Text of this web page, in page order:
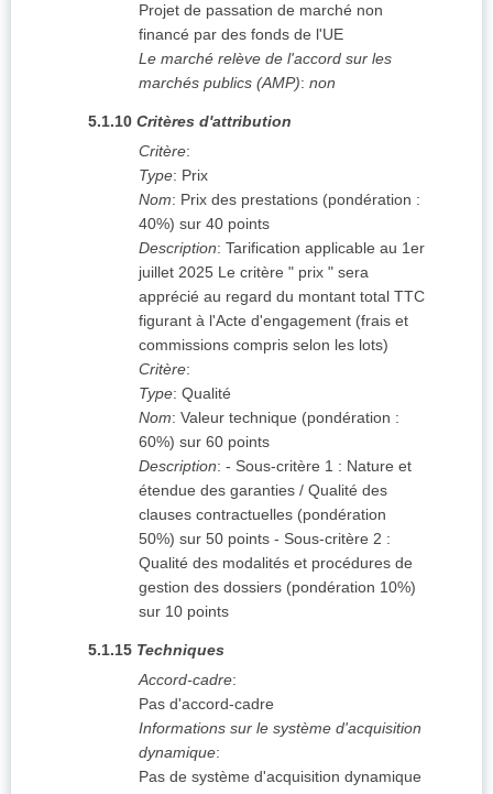
Projet de passation de marché non
financé par des fonds de l'UE
Le marché relève de l'accord sur les
marchés publics (AMP): non
5.1.10 Critères d'attribution
Critère:
Type: Prix
Nom: Prix des prestations (pondération :
40%) sur 40 points
Description: Tarification applicable au 1er
juillet 2025 Le critère " prix " sera
apprécié au regard du montant total TTC
figurant à l'Acte d'engagement (frais et
commissions compris selon les lots)
Critère:
Type: Qualité
Nom: Valeur technique (pondération :
60%) sur 60 points
Description: - Sous-critère 1 : Nature et
étendue des garanties / Qualité des
clauses contractuelles (pondération
50%) sur 50 points - Sous-critère 2 :
Qualité des modalités et procédures de
gestion des dossiers (pondération 10%)
sur 10 points
5.1.15 Techniques
Accord-cadre:
Pas d'accord-cadre
Informations sur le système d'acquisition
dynamique:
Pas de système d'acquisition dynamique